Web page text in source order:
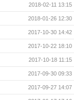
2018-02-11 13:15
2018-01-26 12:30
2017-10-30 14:42
2017-10-22 18:10
2017-10-18 11:15
2017-09-30 09:33
2017-09-27 14:07